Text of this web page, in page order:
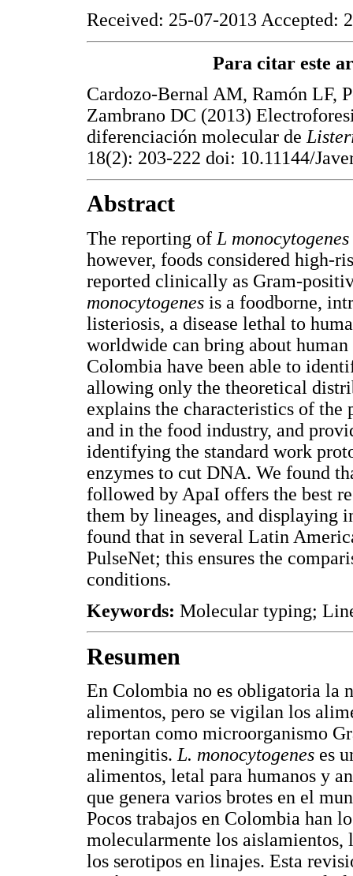
Received: 25-07-2013 Accepted:
Para citar este
Cardozo-Bernal AM, Ramón LF,
Zambrano DC (2013)
diferenciación molecular de
18(2): 203-222 doi: 10.11144/
Abstract
The reporting of L monocytogenes
however, foods considered high-
reported clinically as Gram-
monocytogenes is a foodborne,
listeriosis, a disease lethal to
worldwide can bring about
Colombia have been able to
allowing only the theoretical
explains the characteristics of
and in the food industry, and
identifying the standard work
enzymes to cut DNA. We found
followed by ApaI offers the best
them by lineages, and displaying
found that in several Latin
PulseNet; this ensures the
conditions.
Keywords: Molecular typing;
Resumen
En Colombia no es obligatoria la
alimentos, pero se vigilan los
reportan como microorganismo
meningitis.L. monocytogenes es
alimentos, letal para humanos y
que genera varios brotes en el
Pocos trabajos en Colombia han
molecularmente los
los serotipos en linajes. Esta